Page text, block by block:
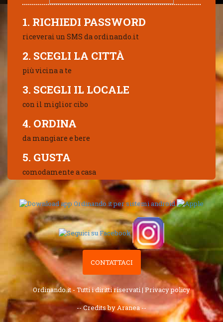
1. RICHIEDI PASSWORD
riceverai un SMS da ordinando.it
2. SCEGLI LA CITTÀ
più vicina a te
3. SCEGLI IL LOCALE
con il miglior cibo
4. ORDINA
da mangiare e bere
5. GUSTA
comodamente a casa
CONTATTACI
Ordinando.it - Tutti i diritti riservati | Privacy policy
-- Credits by Aranea --